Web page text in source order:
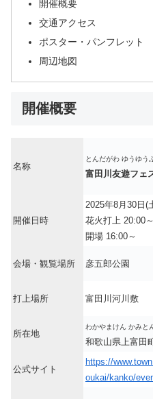
開催概要
交通アクセス
ポスター・パンフレット
周辺地図
開催概要
名称
とんだがわ ゆうゆう
富田川友遊フェ
開催日時
2025年8月30日(
花火打上 20:00～
開場 16:00～
会場・観覧場所 彦五郎公園
打上場所 富田川河川敷
所在地
わかやまけん かみと
和歌山県上富田
公式サイト
https://
oukai/kanko/